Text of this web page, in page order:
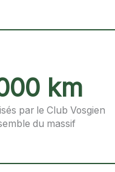
km
par le Club Vosgien
du massif